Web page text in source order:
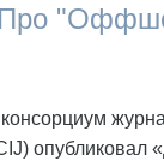
Про
опубликовал